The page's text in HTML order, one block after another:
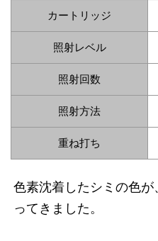
カートリッジ
照射レベル
照射回数
照射方法
重ね打ち
色素沈着したシミの色
ってきました。